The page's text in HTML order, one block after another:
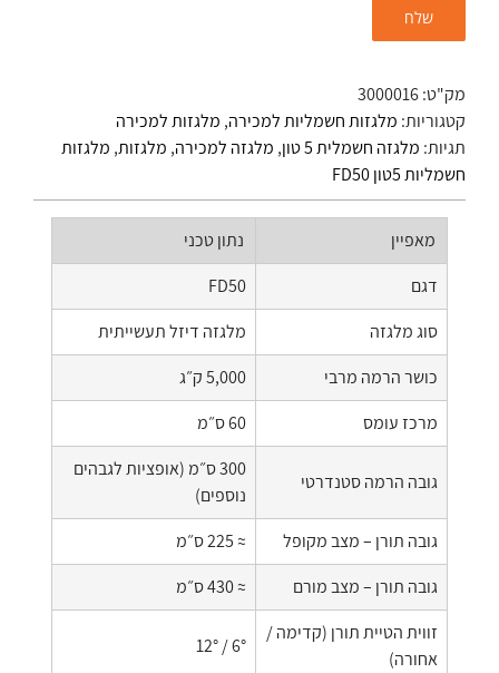
מק"ט:3000016
קטגוריות: מלגזות חשמליות למכירה, מלגזות למכירה
תגיות: מלגזה חשמלית 5 טון , מלגזה למכירה, מלגזות, מלגזות
חשמליות 5טון FD50
מאפיין
נתון טכני
דגם
FD50
סוג מלגזה
מלגזה דיזל תעשייתית
כושר הרמה מרבי
5,000 ק״ג
מרכז עומס
60 ס״מ
גובה הרמה סטנדרטי
300 ס״מ (אופציות לגבהים
נוספים)
גובה תורן – מצב מקופל
≈ 225 ס״מ
גובה תורן – מצב מורם
≈ 430 ס״מ
זווית הטיית תורן (קדימה /
אחורה)
6° / 12°